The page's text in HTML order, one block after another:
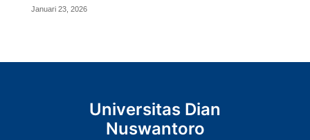
Januari 23, 2026
Universitas Dian
Nuswantoro